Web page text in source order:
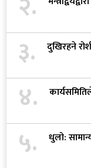
३. दुखिरहने
४.
५. धुलो: